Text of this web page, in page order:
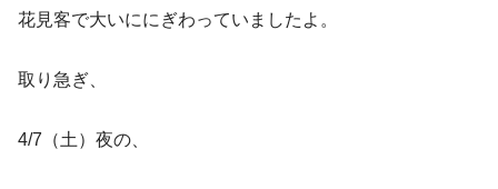
花見客で大いににぎわっていましたよ。
取り急ぎ、
4/7（土）夜の、